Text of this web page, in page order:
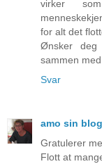
virker
for alt det
Ønsker deg
sammen
Svar
amo sin
Gratulerer
Flott at